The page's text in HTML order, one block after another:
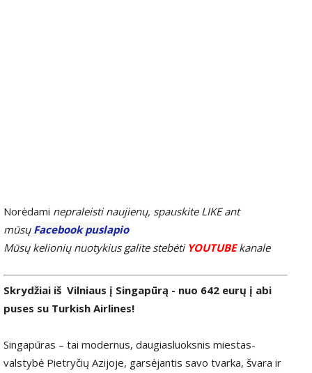
Norėdami nepraleisti naujienų, spauskite LIKE ant
mūsų Facebook puslapio
Mūsų kelionių nuotykius galite stebėti YOUTUBEkanale
Skrydžiai iš Vilniaus į Singapūrą - nuo 642 eurų į abi
puses su Turkish Airlines!
Singapūras – tai modernus, daugiasluoksnis miestas-
valstybė Pietryčių Azijoje, garsėjantis savo tvarka, švara ir